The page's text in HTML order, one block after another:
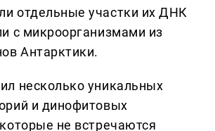
отдельные участки их ДНК
с микроорганизмами из
Антарктики.
несколько уникальных
и динофитовых
не встречаются